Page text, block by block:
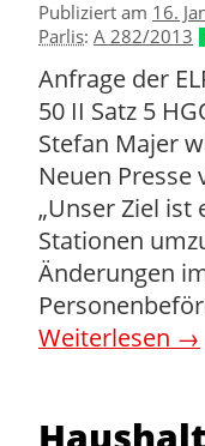
Publiziert am 16.
Parlis: A 282/2013
Anfrage der
50 II Satz 5
Stefan Majer
Neuen Presse
„Unser Ziel ist
Stationen
Änderungen
Weiterlesen →